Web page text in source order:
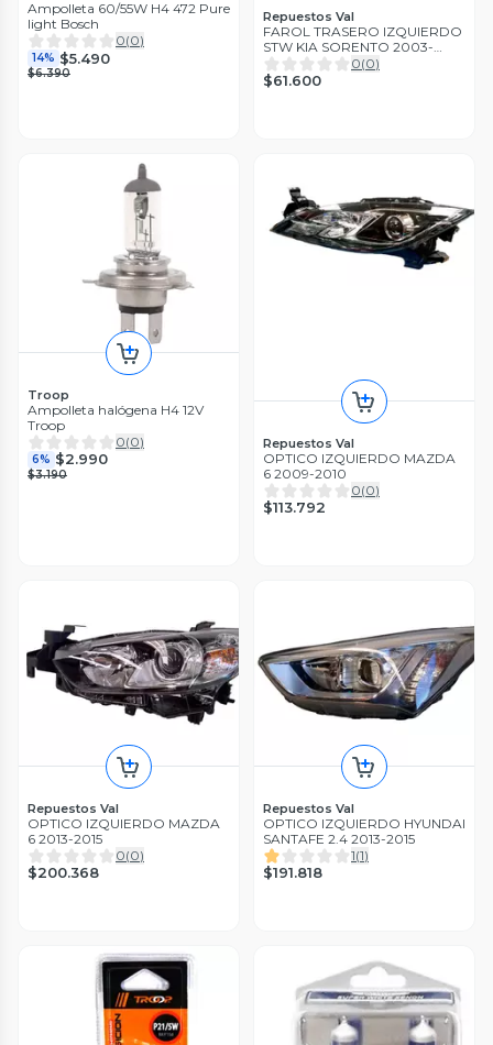
Ampolleta 60/55W H4 472 Pure
light Bosch
0(0)
14% $5.490
$6.390
Repuestos Val
FAROL TRASERO IZQUIERDO
STW KIA SORENTO 2003-
2006
0(0)
$61.600
Troop
Ampolleta halógena H4 12V
Troop
0(0)
6% $2.990
$3.190
Repuestos Val
OPTICO IZQUIERDO MAZDA
6 2009-2010
0(0)
$113.792
Repuestos Val
OPTICO IZQUIERDO MAZDA
6 2013-2015
0(0)
$200.368
Repuestos Val
OPTICO IZQUIERDO HYUNDAI
SANTAFE 2.4 2013-2015
1(1)
$191.818